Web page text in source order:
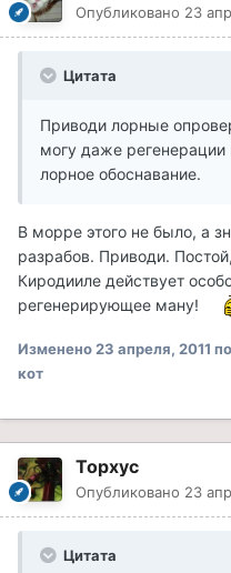
Опубликовано 23
Цитата
Приводи лорные
могу даже
лорное обоснавание.
В морре этого не было, а
разрабов. Приводи.
Киродииле действует
регенерирующее ману!
Изменено23 апреля, 2011
кот
Topxyc
Опубликовано 23
Цитата